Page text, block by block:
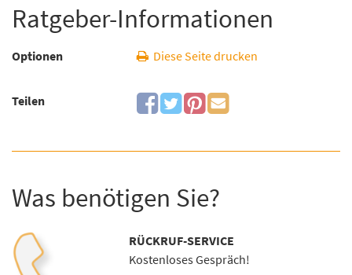
Ratgeber-Informationen
Optionen Diese Seite drucken
Teilen
Was benötigen Sie?
RÜCKRUF-SERVICE
Kostenloses Gespräch!